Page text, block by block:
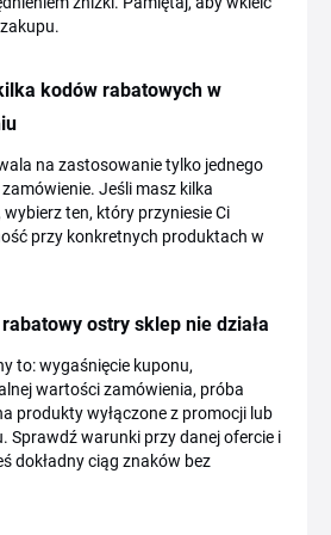
kodów rabatowych w
na zastosowanie tylko jednego
Jeśli masz kilka
ten, który przyniesie Ci
przy konkretnych produktach w
ostry sklep nie działa
to: wygaśnięcie kuponu,
wartości zamówienia, próba
produkty wyłączone z promocji lub
Sprawdź warunki przy danej ofercie i
dokładny ciąg znaków bez